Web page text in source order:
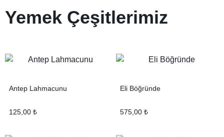
Yemek Çeşitlerimiz
Antep Lahmacunu
125,00 ₺
Eli Böğründe
575,00 ₺